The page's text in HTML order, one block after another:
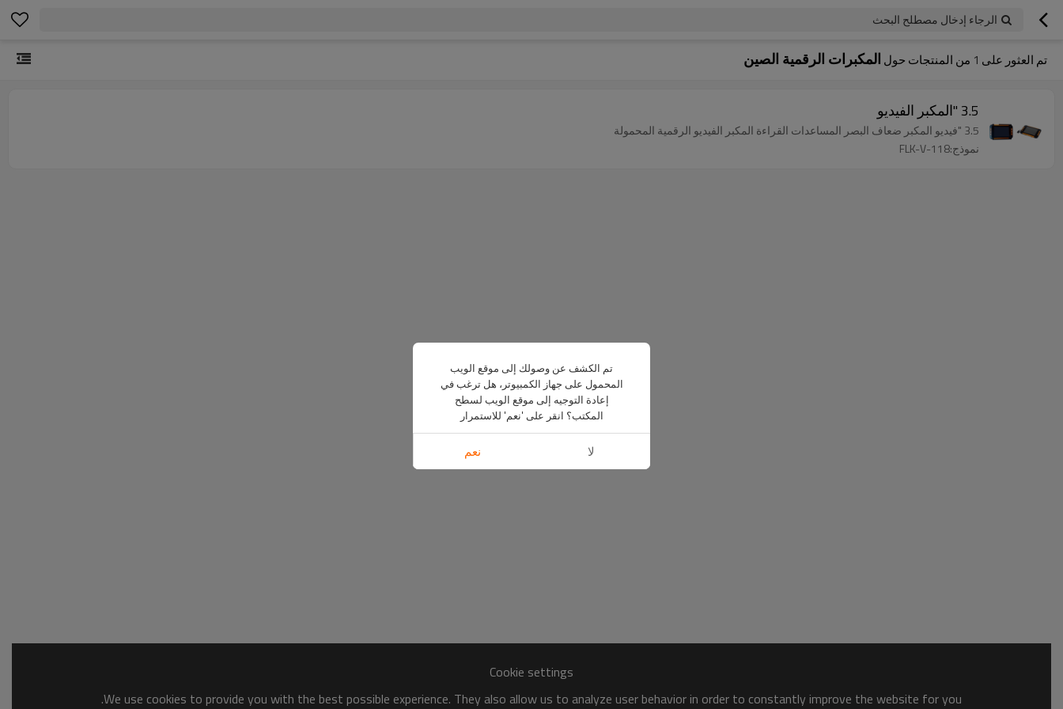
الرجاء إدخال مصطلح البحث
تم العثور على 1 من المنتجات حول المكبرات الرقمية الصين
3.5 "المكبر الفيديو
3.5 "فيديو المكبر ضعاف البصر المساعدات القراءة المكبر الفيديو الرقمية المحمولة
نموذج:FLK-V-118
Cookie settings
We use cookies to provide you with the best possible experience. They also allow us to analyze user behavior in order to constantly improve the website for you.
تم الكشف عن وصولك إلى موقع الويب
المحمول على جهاز الكمبيوتر، هل ترغب في
إعادة التوجيه إلى موقع الويب لسطح
المكتب؟ انقر على 'نعم' للاستمرار
لا نعم